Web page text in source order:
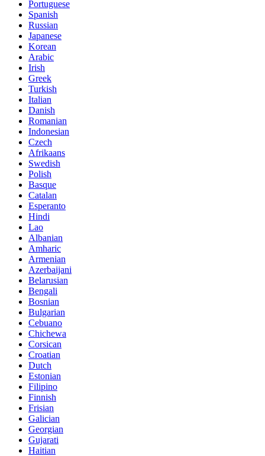
Portuguese
Spanish
Russian
Japanese
Korean
Arabic
Irish
Greek
Turkish
Italian
Danish
Romanian
Indonesian
Czech
Afrikaans
Swedish
Polish
Basque
Catalan
Esperanto
Hindi
Lao
Albanian
Amharic
Armenian
Azerbaijani
Belarusian
Bengali
Bosnian
Bulgarian
Cebuano
Chichewa
Corsican
Croatian
Dutch
Estonian
Filipino
Finnish
Frisian
Galician
Georgian
Gujarati
Haitian